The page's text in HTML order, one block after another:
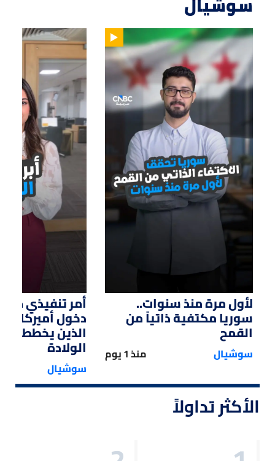
01:33
لأول مرة منذ سنوات..
سوريا مكتفية ذاتياً من
القمح
سوشيال منذ 1 يوم
أمر تنفيذي من
دخول أميركا
الذين يخططون
الولادة
سوشيال
الأكثر تداولاً